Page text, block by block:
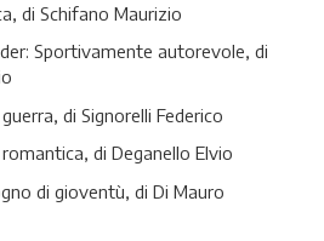
di Schifano Maurizio
Sportivamente autorevole, di
di Signorelli Federico
di Deganello Elvio
di gioventù, di Di Mauro